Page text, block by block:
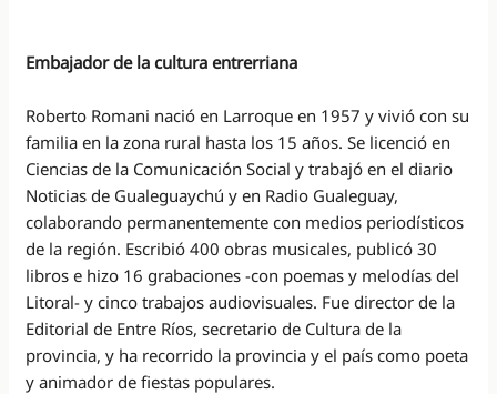
Embajador de la cultura entrerriana
Roberto Romani nació en Larroque en 1957 y vivió con su
familia en la zona rural hasta los 15 años. Se licenció en
Ciencias de la Comunicación Social y trabajó en el diario
Noticias de Gualeguaychú y en Radio Gualeguay,
colaborando permanentemente con medios periodísticos
de la región. Escribió 400 obras musicales, publicó 30
libros e hizo 16 grabaciones -con poemas y melodías del
Litoral- y cinco trabajos audiovisuales. Fue director de la
Editorial de Entre Ríos, secretario de Cultura de la
provincia, y ha recorrido la provincia y el país como poeta
y animador de fiestas populares.